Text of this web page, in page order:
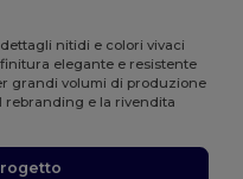
nitidi e colori vivaci
elegante e resistente
grandi volumi di produzione
rebranding e la rivendita